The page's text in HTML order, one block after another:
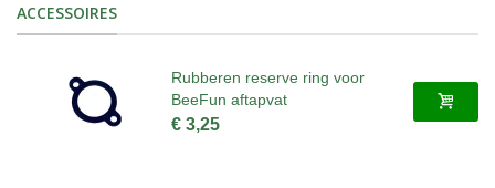
ACCESSOIRES
Rubberen reserve ring voor
BeeFun aftapvat
€ 3,25